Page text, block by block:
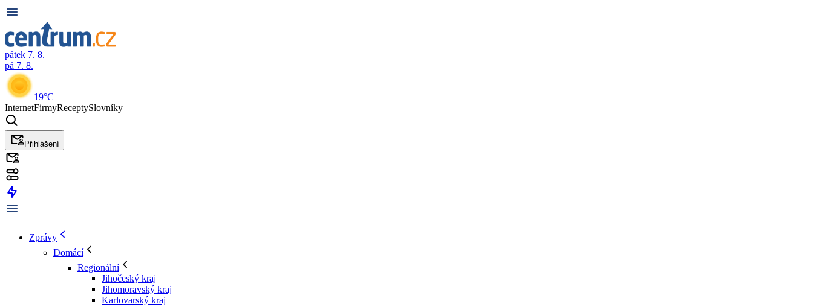
pátek 7. 8.
pá 7. 8.
19°C
InternetFirmyReceptySlovníky
Přihlášení
Zprávy
Domácí
Regionální
Jihočeský kraj
Jihomoravský kraj
Karlovarský kraj